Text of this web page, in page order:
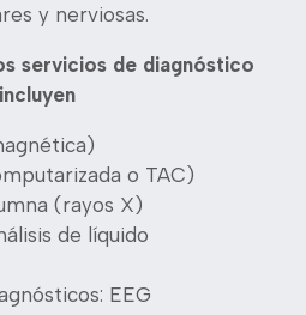
y nerviosas.
servicios de diagnóstico
incluyen
o TAC)
(rayos X)
de líquido
EEG